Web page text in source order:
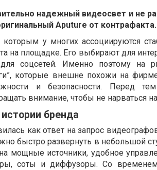
надежный видеосвет и не
Aputure от контрафакта.
у многих ассоциируются
на площадке. Его выбирают для
соцсетей. Именно поэтому на
которые внешне похожи на
и безопасности. Перед
внимание, чтобы не нарваться
бренда
как ответ на запрос
быстро развернуть в небольшой
мощные источники, удобное
соты и диффузоры. Со